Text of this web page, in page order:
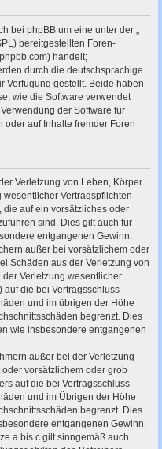
bei phpBB um eine unter der „
bereitgestellten Foren-
handelt;
durch die deutschsprachige
Verfügung gestellt. Beide haben
wie die Software verwendet
der Software für
oder auf Inhalte fremder Foren
Verletzung von Leben, Körper
Vertragspflichten
auf ein vorsätzliches oder
sind. Dies gilt auch für
entgangenen Gewinn.
außer bei vorsätzlichem oder
Schäden aus der Verletzung von
Verletzung wesentlicher
auf die bei Vertragsschluss
und im übrigen der Höhe
begrenzt. Dies
wie insbesondere entgangenen
außer bei der Verletzung
vorsätzlichem oder grob
auf die bei Vertragsschluss
und im Übrigen der Höhe
begrenzt. Dies
entgangenen Gewinn.
a bis c gilt sinngemäß auch